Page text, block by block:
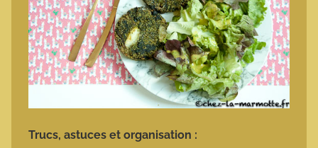
Trucs, astuces et organisation :